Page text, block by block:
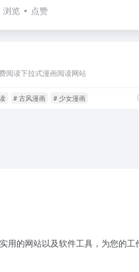
浏览 点赞
阅读下拉式漫画阅读网站
# 古风漫画 # 少女漫画
用的网站以及软件工具，为您的工